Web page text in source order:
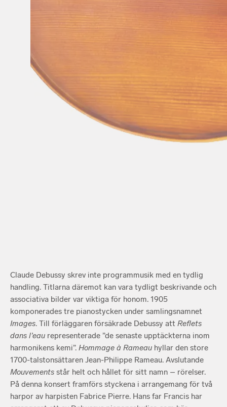
Claude Debussy skrev inte programmusik med en tydlig
handling. Titlarna däremot kan vara tydligt beskrivande och
associativa bilder var viktiga för honom. 1905
komponerades tre pianostycken under samlingsnamnet
Images. Till förläggaren försäkrade Debussy att Reflets
dans l’eau representerade ”de senaste upptäckterna inom
harmonikens kemi”. Hommage à Rameau hyllar den store
1700-talstonsättaren Jean-Philippe Rameau. Avslutande
Mouvements står helt och hållet för sitt namn – rörelser.
På denna konsert framförs styckena i arrangemang för två
harpor av harpisten Fabrice Pierre. Hans far Francis har